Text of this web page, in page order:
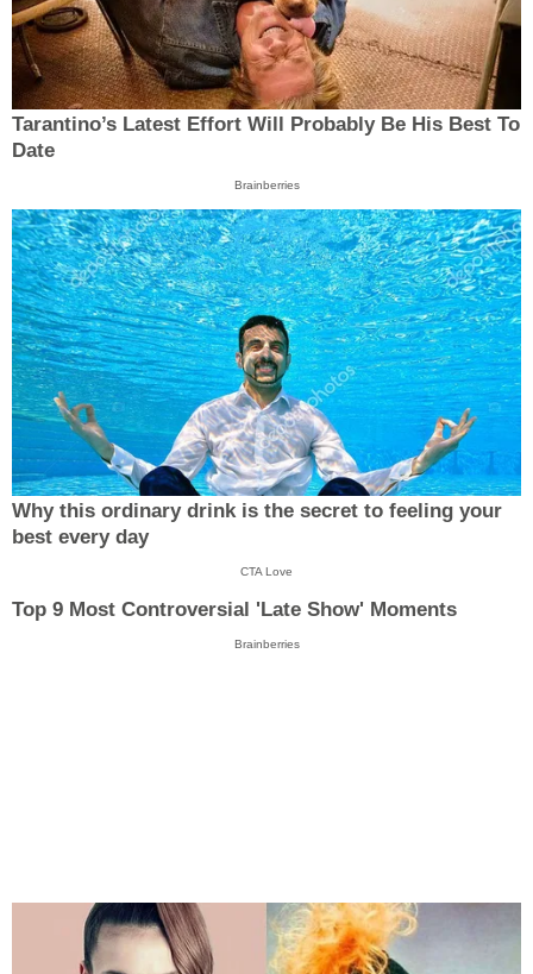
Tarantino’s Latest Effort Will Probably Be His Best To
Date
Brainberries
Why this ordinary drink is the secret to feeling your
best every day
CTA Love
Top 9 Most Controversial 'Late Show' Moments
Brainberries